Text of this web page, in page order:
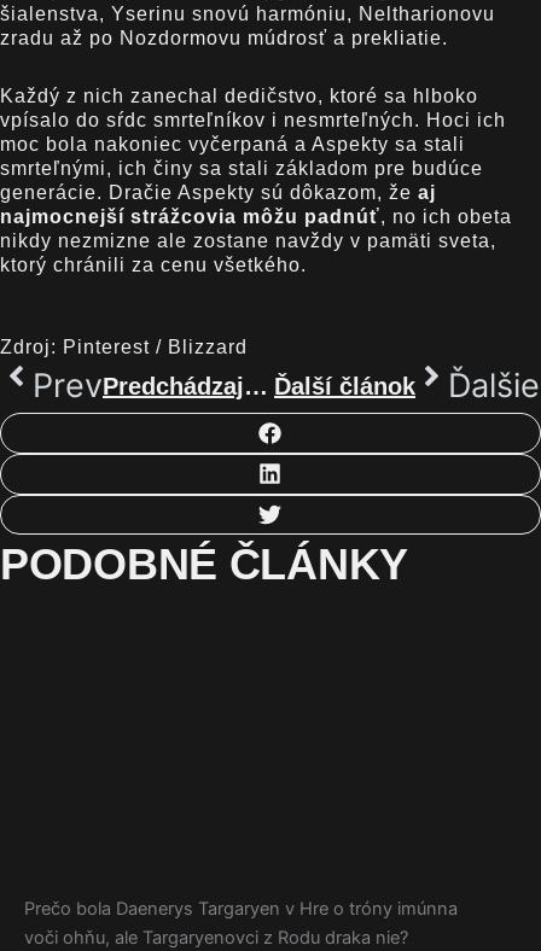
šialenstva, Yserinu snovú harmóniu, Neltharionovu
zradu až po Nozdormovu múdrosť a prekliatie.
Každý z nich zanechal dedičstvo, ktoré sa hlboko
vpísalo do sŕdc smrteľníkov i nesmrteľných. Hoci ich
moc bola nakoniec vyčerpaná a Aspekty sa stali
smrteľnými, ich činy sa stali základom pre budúce
generácie. Dračie Aspekty sú dôkazom, že aj
najmocnejší strážcovia môžu padnúť, no ich obeta
nikdy nezmizne ale zostane navždy v pamäti sveta,
ktorý chránili za cenu všetkého.
Zdroj: Pinterest / Blizzard
Prev Predchádzajúci článok Ďalší článok Ďalšie
PODOBNÉ ČLÁNKY
Prečo bola Daenerys Targaryen v Hre o tróny imúnna
voči ohňu, ale Targaryenovci z Rodu draka nie?